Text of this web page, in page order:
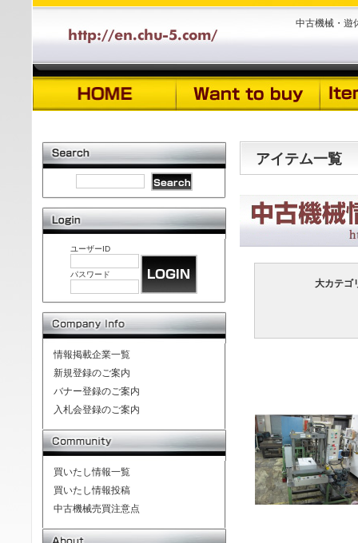
中古機械・遊
アイテム一覧
大カテゴ
ユーザーID
パスワード
情報掲載企業一覧
新規登録のご案内
バナー登録のご案内
入札会登録のご案内
買いたし情報一覧
買いたし情報投稿
中古機械売買注意点